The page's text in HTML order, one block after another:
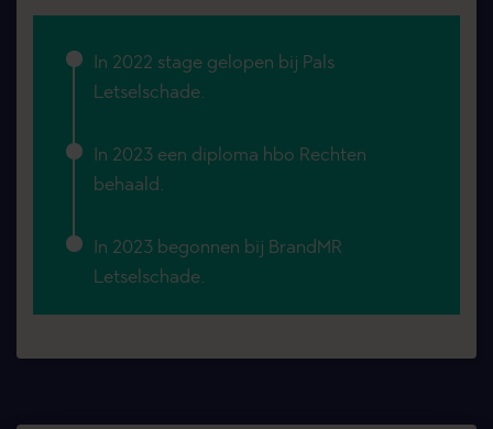
In 2022 stage gelopen bij Pals
Letselschade.
In 2023 een diploma hbo Rechten
behaald.
In 2023 begonnen bij BrandMR
Letselschade.